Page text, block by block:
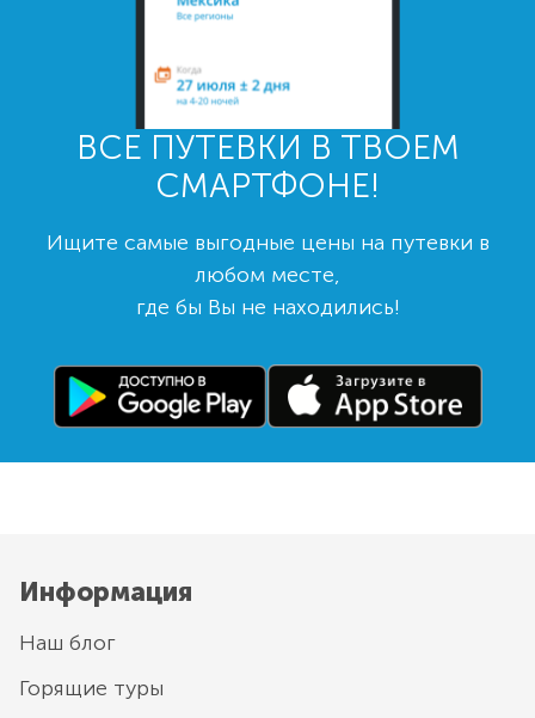
ВСЕ ПУТЕВКИ В ТВОЕМ
СМАРТФОНЕ!
Ищите самые выгодные цены на путевки в
любом месте,
где бы Вы не находились!
Информация
Наш блог
Горящие туры